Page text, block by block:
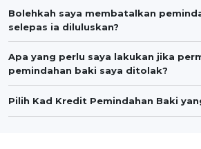
Bolehkah saya membatalkan
selepas ia diluluskan?
Apa yang perlu saya lakukan jika
pemindahan baki saya ditolak?
Pilih Kad Kredit Pemindahan Baki